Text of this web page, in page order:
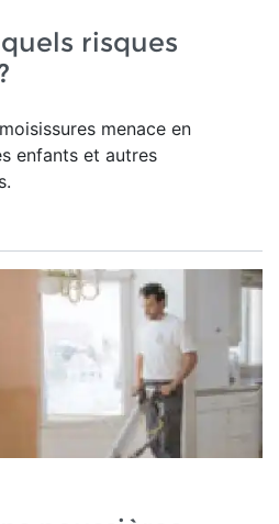
risques
menace en
enfants et autres